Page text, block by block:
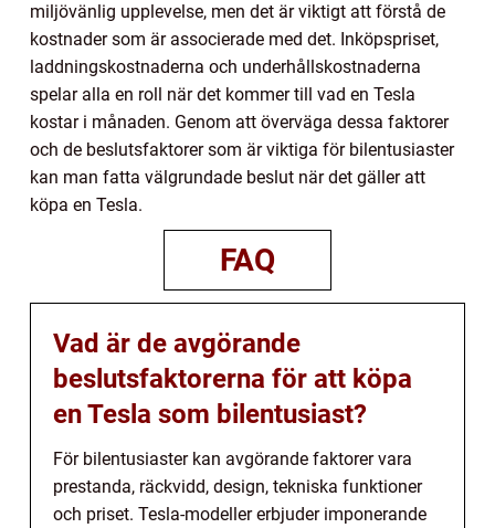
miljövänlig upplevelse, men det är viktigt att förstå de
kostnader som är associerade med det. Inköpspriset,
laddningskostnaderna och underhållskostnaderna
spelar alla en roll när det kommer till vad en Tesla
kostar i månaden. Genom att överväga dessa faktorer
och de beslutsfaktorer som är viktiga för bilentusiaster
kan man fatta välgrundade beslut när det gäller att
köpa en Tesla.
FAQ
Vad är de avgörande
beslutsfaktorerna för att köpa
en Tesla som bilentusiast?
För bilentusiaster kan avgörande faktorer vara
prestanda, räckvidd, design, tekniska funktioner
och priset. Tesla-modeller erbjuder imponerande